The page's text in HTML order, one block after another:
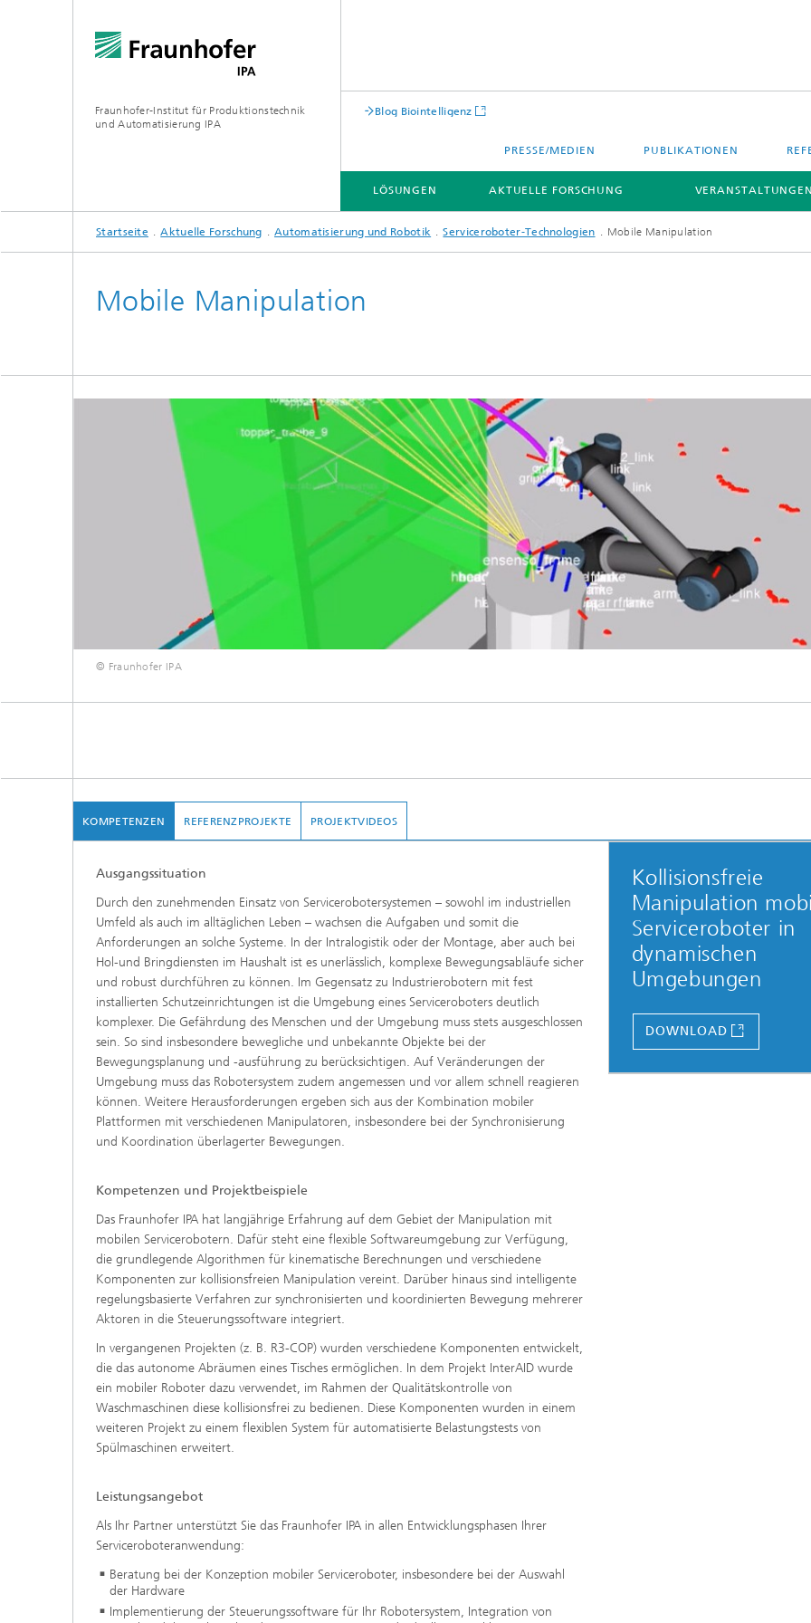
Fraunhofer-Institut für Produktionstechnik
und Automatisierung IPA
Blog Biointelligenz
PRESSE/MEDIEN PUBLIKATIONEN
LÖSUNGEN AKTUELLE FORSCHUNG
Startseite Aktuelle Forschung Automatisierung und Robotik Serviceroboter-Technologien Mobile Manipulation
Mobile Manipulation
© Fraunhofer IPA
KOMPETENZEN
Ausgangssituation
Durch den zunehmenden Einsatz von Servicerobotersystemen – sowohl im industriellen
Umfeld als auch im alltäglichen Leben – wachsen die Aufgaben und somit die
Anforderungen an solche Systeme. In der Intralogistik oder der Montage, aber auch bei
Hol-und Bringdiensten im Haushalt ist es unerlässlich, komplexe Bewegungsabläufe sicher
und robust durchführen zu können. Im Gegensatz zu Industrierobotern mit fest
installierten Schutzeinrichtungen ist die Umgebung eines Serviceroboters deutlich
komplexer. Die Gefährdung des Menschen und der Umgebung muss stets ausgeschlossen
sein. So sind insbesondere bewegliche und unbekannte Objekte bei der
Bewegungsplanung und -ausführung zu berücksichtigen. Auf Veränderungen der
Umgebung muss das Robotersystem zudem angemessen und vor allem schnell reagieren
können. Weitere Herausforderungen ergeben sich aus der Kombination mobiler
Plattformen mit verschiedenen Manipulatoren, insbesondere bei der Synchronisierung
und Koordination überlagerter Bewegungen.
Kompetenzen und Projektbeispiele
Das Fraunhofer IPA hat langjährige Erfahrung auf dem Gebiet der Manipulation mit
mobilen Servicerobotern. Dafür steht eine flexible Softwareumgebung zur Verfügung,
die grundlegende Algorithmen für kinematische Berechnungen und verschiedene
Komponenten zur kollisionsfreien Manipulation vereint. Darüber hinaus sind intelligente
regelungsbasierte Verfahren zur synchronisierten und koordinierten Bewegung mehrerer
Aktoren in die Steuerungssoftware integriert.
In vergangenen Projekten (z. B. R3-COP) wurden verschiedene Komponenten entwickelt,
die das autonome Abräumen eines Tisches ermöglichen. In dem Projekt InterAID wurde
ein mobiler Roboter dazu verwendet, im Rahmen der Qualitätskontrolle von
Waschmaschinen diese kollisionsfrei zu bedienen. Diese Komponenten wurden in einem
weiteren Projekt zu einem flexiblen System für automatisierte Belastungstests von
Spülmaschinen erweitert.
Leistungsangebot
Als Ihr Partner unterstützt Sie das Fraunhofer IPA in allen Entwicklungsphasen Ihrer
Serviceroboteranwendung:
Beratung bei der Konzeption mobiler Serviceroboter, insbesondere bei der Auswahl
der Hardware
Implementierung der Steuerungssoftware für Ihr Robotersystem, Integration von
Kollisionsfreie
Manipulation
Serviceroboter in
dynamischen
Umgebungen
DOWNLOAD
REFERENZPROJEKTE PROJEKTVIDEOS